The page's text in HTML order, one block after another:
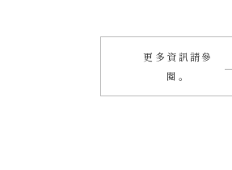
更多資訊請參
閱。